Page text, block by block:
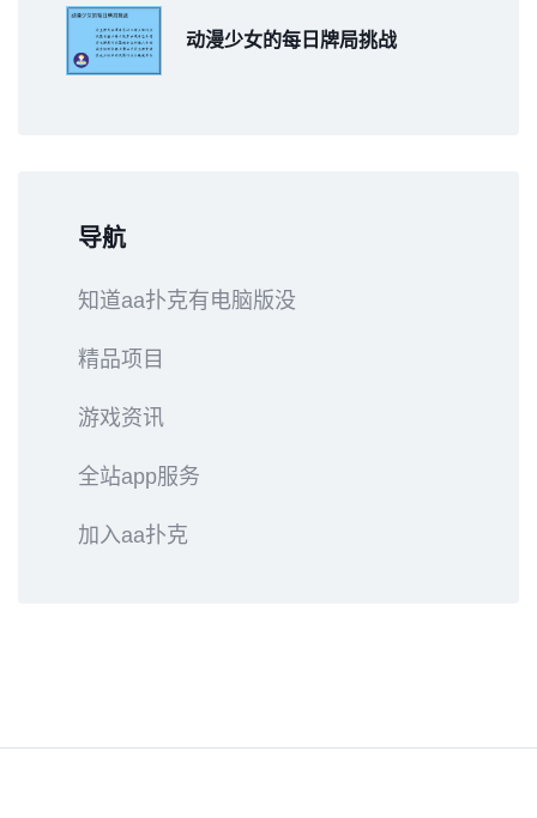
动漫少女的每日牌局挑战
导航
知道aa扑克有电脑版没
精品项目
游戏资讯
全站app服务
加入aa扑克